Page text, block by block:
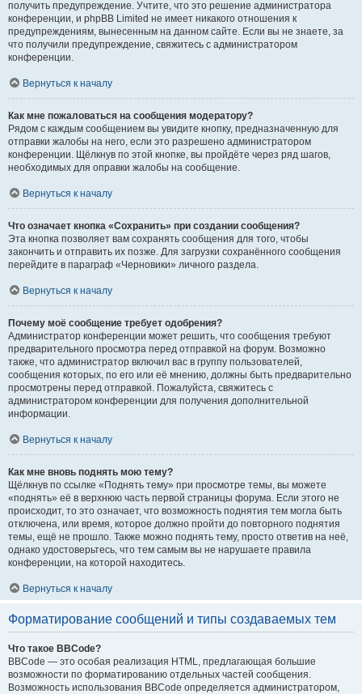
получить предупреждение. Учтите, что это решение администратора
конференции, и phpBB Limited не имеет никакого отношения к
предупреждениям, вынесенным на данном сайте. Если вы не знаете, за
что получили предупреждение, свяжитесь с администратором
конференции.
Вернуться к началу
Как мне пожаловаться на сообщения модератору?
Рядом с каждым сообщением вы увидите кнопку, предназначенную для
отправки жалобы на него, если это разрешено администратором
конференции. Щёлкнув по этой кнопке, вы пройдёте через ряд шагов,
необходимых для оправки жалобы на сообщение.
Вернуться к началу
Что означает кнопка «Сохранить» при создании сообщения?
Эта кнопка позволяет вам сохранять сообщения для того, чтобы
закончить и отправить их позже. Для загрузки сохранённого сообщения
перейдите в параграф «Черновики» личного раздела.
Вернуться к началу
Почему моё сообщение требует одобрения?
Администратор конференции может решить, что сообщения требуют
предварительного просмотра перед отправкой на форум. Возможно
также, что администратор включил вас в группу пользователей,
сообщения которых, по его или её мнению, должны быть предварительно
просмотрены перед отправкой. Пожалуйста, свяжитесь с
администратором конференции для получения дополнительной
информации.
Вернуться к началу
Как мне вновь поднять мою тему?
Щёлкнув по ссылке «Поднять тему» при просмотре темы, вы можете
«поднять» её в верхнюю часть первой страницы форума. Если этого не
происходит, то это означает, что возможность поднятия тем могла быть
отключена, или время, которое должно пройти до повторного поднятия
темы, ещё не прошло. Также можно поднять тему, просто ответив на неё,
однако удостоверьтесь, что тем самым вы не нарушаете правила
конференции, на которой находитесь.
Вернуться к началу
Форматирование сообщений и типы создаваемых тем
Что такое BBCode?
BBCode — это особая реализация HTML, предлагающая большие
возможности по форматированию отдельных частей сообщения.
Возможность использования BBCode определяется администратором,